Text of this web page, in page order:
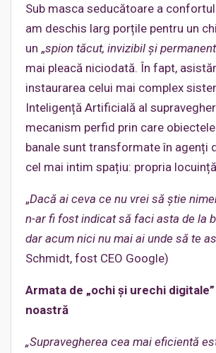
Sub masca seducătoare a
am deschis larg porțile pentru un
un „spion tăcut, invizibil și permanent
mai pleacă niciodată. În fapt,
instaurarea celui mai complex
Inteligență Artificială al
mecanism perfid prin care
banale sunt transformate în agenți
cel mai intim spațiu: propria
„Dacă ai ceva ce nu vrei să știe
n-ar fi fost indicat să faci asta de la
dar acum nici nu mai ai unde să te
Schmidt, fost CEO Google)
Armata de „ochi și urechi
noastră
„Supravegherea cea mai eficientă